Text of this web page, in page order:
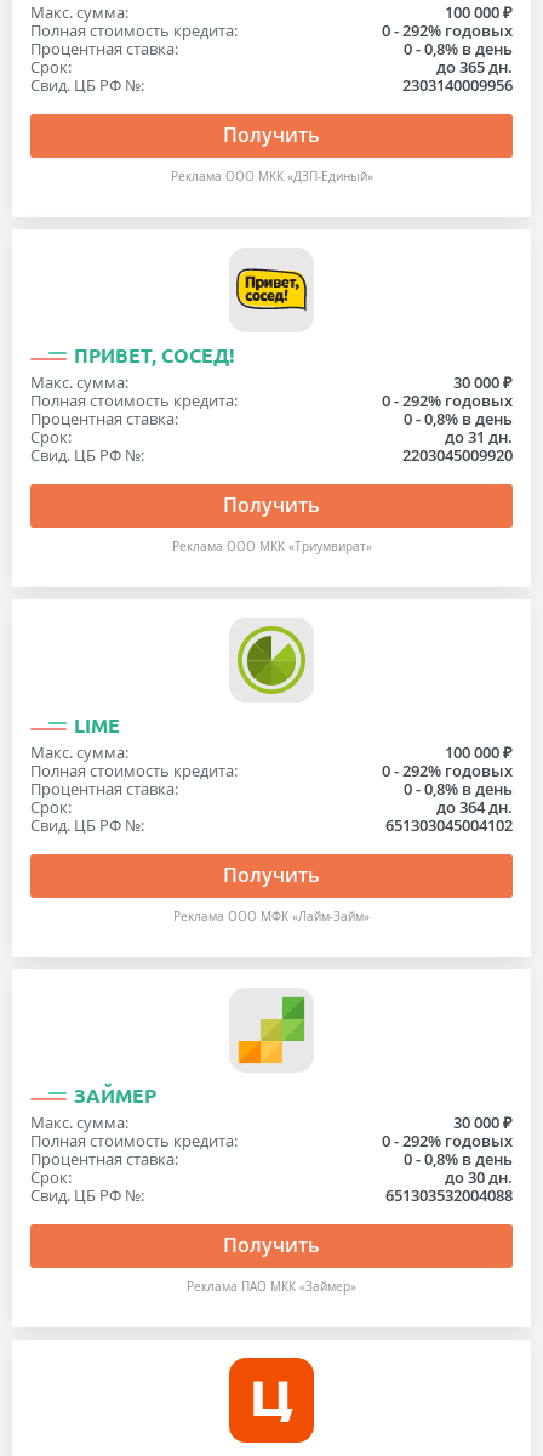
Макс. сумма:
100 000 ₽
Полная стоимость кредита:
0 - 292% годовых
Процентная ставка:
0 - 0,8% в день
Срок:
до 365 дн.
Свид. ЦБ РФ №:
2303140009956
Получить
Реклама ООО МКК «ДЗП-Единый»
ПРИВЕТ, СОСЕД!
Макс. сумма:
30 000 ₽
Полная стоимость кредита:
0 - 292% годовых
Процентная ставка:
0 - 0,8% в день
Срок:
до 31 дн.
Свид. ЦБ РФ №:
2203045009920
Получить
Реклама ООО МКК «Триумвират»
LIME
Макс. сумма:
100 000 ₽
Полная стоимость кредита:
0 - 292% годовых
Процентная ставка:
0 - 0,8% в день
Срок:
до 364 дн.
Свид. ЦБ РФ №:
651303045004102
Получить
Реклама ООО МФК «Лайм-Займ»
ЗАЙМЕР
Макс. сумма:
30 000 ₽
Полная стоимость кредита:
0 - 292% годовых
Процентная ставка:
0 - 0,8% в день
Срок:
до 30 дн.
Свид. ЦБ РФ №:
651303532004088
Получить
Реклама ПАО МКК «Займер»